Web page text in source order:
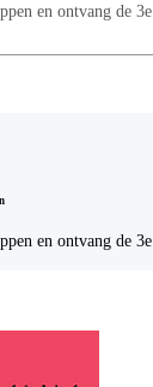
en ontvang de
en ontvang de